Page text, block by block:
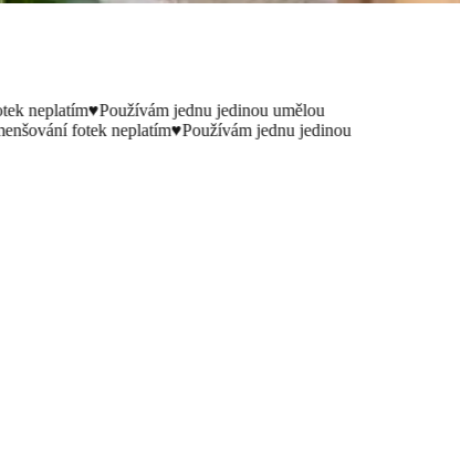
♥Používám jednu jedinou umělou
fotek neplatím♥Používám jednu jedinou